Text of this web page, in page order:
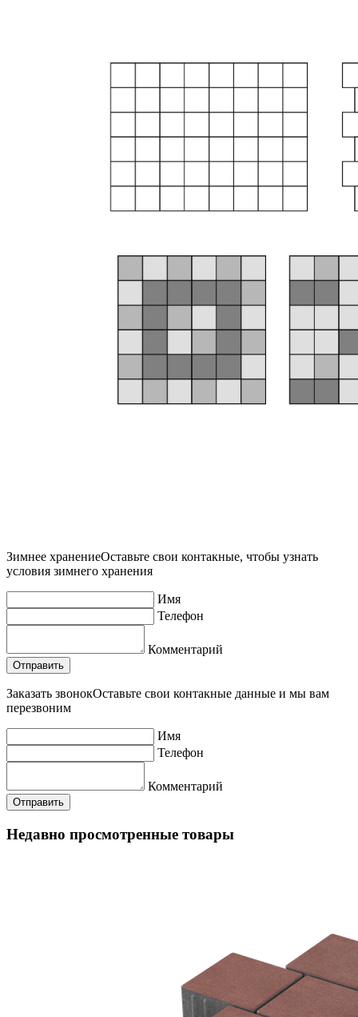
Зимнее хранениеОставьте свои контакные, чтобы узнать
условия зимнего хранения
Имя
Телефон
Комментарий
Заказать звонокОставьте свои контакные данные и мы вам
перезвоним
Имя
Телефон
Комментарий
Недавно просмотренные товары